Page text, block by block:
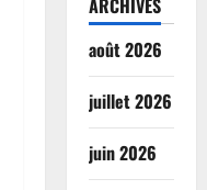
ARCHIVES
août 2026
juillet 2026
juin 2026